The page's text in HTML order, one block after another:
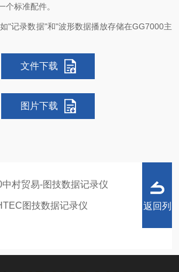
个标准配件。
"记录数据"和"波形数据播放存储在GG7000主
文件下载
图片下载
中村贸易-图技数据记录仪
图技数据记录仪 返回列